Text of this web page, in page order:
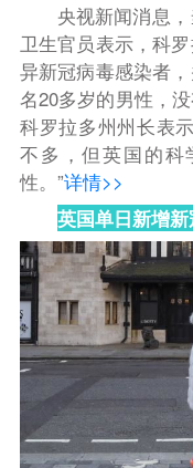
央视新闻消息，
卫生官员表示，科
异新冠病毒感染者
名20多岁的男性，
科罗拉多州州长表
不多，但英国的科
性。”详情>>
英国单日新增